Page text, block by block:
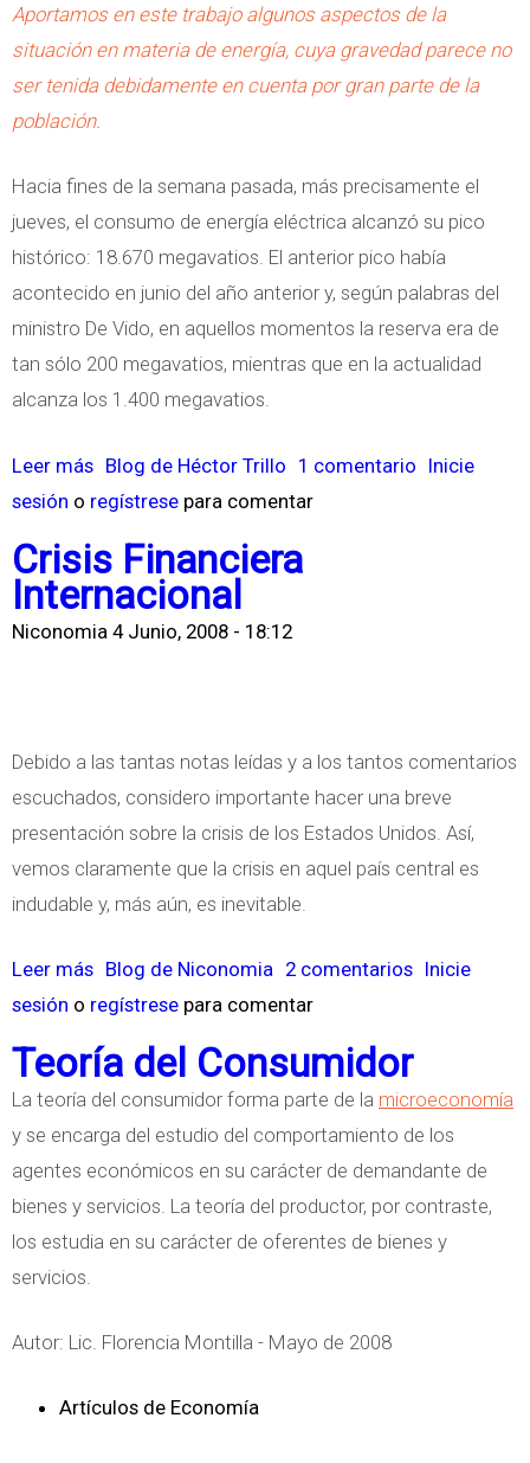
a
r
d
n
t
a
Aportamos en este trabajo algunos aspectos de la
situación en materia de energía, cuya gravedad parece no
ser tenida debidamente en cuenta por gran parte de la
población.
Hacia fines de la semana pasada, más precisamente el
jueves, el consumo de energía eléctrica alcanzó su pico
histórico: 18.670 megavatios. El anterior pico había
acontecido en junio del año anterior y, según palabras del
ministro De Vido, en aquellos momentos la reserva era de
tan sólo 200 megavatios, mientras que en la actualidad
alcanza los 1.400 megavatios.
Leer más
o
r
e
L
i
s
e
g
é
t
i
c
a
Blog de Héctor Trillo 1 comentario Inicie
sesión o regístrese para comentar
Crisis Financiera
Internacional
Niconomia 4 Junio, 2008 - 18:12
Debido a las tantas notas leídas y a los tantos comentarios
escuchados, considero importante hacer una breve
presentación sobre la crisis de los Estados Unidos. Así,
vemos claramente que la crisis en aquel país central es
indudable y, más aún, es inevitable.
Leer más
o
b
r
e
C
r
i
s
Blog de Niconomia 2 comentarios Inicie
sesión o regístrese para comentar
Teoría del Consumidor
La teoría del consumidor forma parte de la microeconomía
y se encarga del estudio del comportamiento de los
agentes económicos en su carácter de demandante de
bienes y servicios. La teoría del productor, por contraste,
los estudia en su carácter de oferentes de bienes y
servicios.
Autor: Lic. Florencia Montilla - Mayo de 2008
Artículos de Economía